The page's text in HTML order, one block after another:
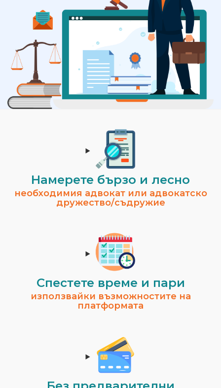
Намерете бързо и лесно
необходимия адвокат или адвокатско
дружество/съдружие
Спестeте време и пари
използвайки възможностите на
платформата